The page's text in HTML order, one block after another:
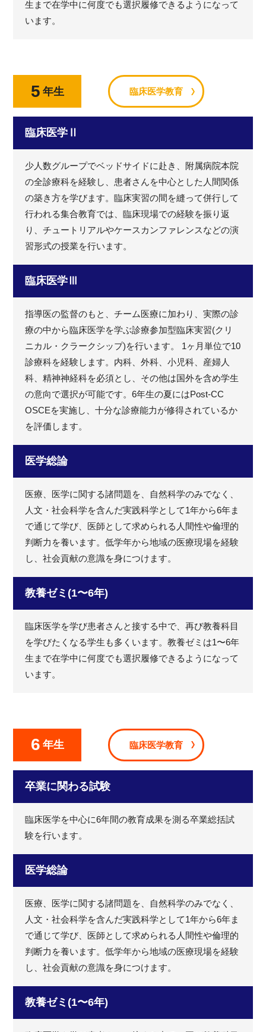
生まで在学中に何度でも選択履修できるようになって
います。
5 年生 臨床医学教育
臨床医学Ⅱ
少人数グループでベッドサイドに赴き、附属病院本院
の全診療科を経験し、患者さんを中心とした人間関係
の築き方を学びます。臨床実習の間を縫って併行して
行われる集合教育では、臨床現場での経験を振り返
り、チュートリアルやケースカンファレンスなどの演
習形式の授業を行います。
臨床医学Ⅲ
指導医の監督のもと、チーム医療に加わり、実際の診
療の中から臨床医学を学ぶ診療参加型臨床実習(クリ
ニカル・クラークシップ)を行います。 1ヶ月単位で10
診療科を経験します。内科、外科、小児科、産婦人
科、精神神経科を必須とし、その他は国外を含め学生
の意向で選択が可能です。6年生の夏にはPost-CC
OSCEを実施し、十分な診療能力が修得されているか
を評価します。
医学総論
医療、医学に関する諸問題を、自然科学のみでなく、
人文・社会科学を含んだ実践科学として1年から6年ま
で通じて学び、医師として求められる人間性や倫理的
判断力を養います。低学年から地域の医療現場を経験
し、社会貢献の意識を身につけます。
教養ゼミ(1〜6年)
臨床医学を学び患者さんと接する中で、再び教養科目
を学びたくなる学生も多くいます。教養ゼミは1〜6年
生まで在学中に何度でも選択履修できるようになって
います。
6 年生 臨床医学教育
卒業に関わる試験
臨床医学を中心に6年間の教育成果を測る卒業総括試
験を行います。
医学総論
医療、医学に関する諸問題を、自然科学のみでなく、
人文・社会科学を含んだ実践科学として1年から6年ま
で通じて学び、医師として求められる人間性や倫理的
判断力を養います。低学年から地域の医療現場を経験
し、社会貢献の意識を身につけます。
教養ゼミ(1〜6年)